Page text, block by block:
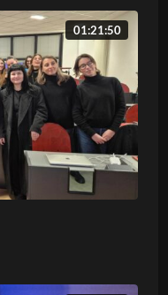
01:21:50